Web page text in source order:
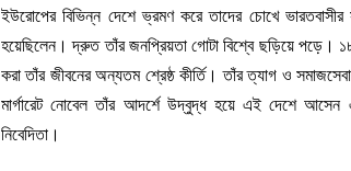
ইউরোপের বিভিন্ন দেশে ভ্রমণ করে তাদের চোখে
হয়েছিলেন। দ্রুত তাঁর জনপ্রিয়তা গোটা বিশ্বে ছড়িয়ে পড়ে।
করা তাঁর জীবনের অন্যতম শ্রেষ্ঠ কীর্তি। তাঁর ত্যাগ ও
মার্গারেট নোবেল তাঁর আদর্শে উদ্‌বুদ্ধ হয়ে এই দেশে আসেন এবং দরিদ্র ভারতবাসীর সেবায় আত্মনিযুক্ত হন। তাঁর নাম হয় ভগিনী
নিবেদিতা।